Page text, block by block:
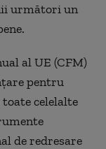
următori un
al UE (CFM)
pentru
celelalte
de redresare